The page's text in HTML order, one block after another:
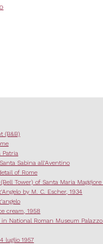
(B&B)
Patria
Sabina all'Aventino
of Rome
Tower) of Santa Maria Maggiore
by M. C. Escher, 1934
cream, 1958
in National Roman Museum
luglio 1957